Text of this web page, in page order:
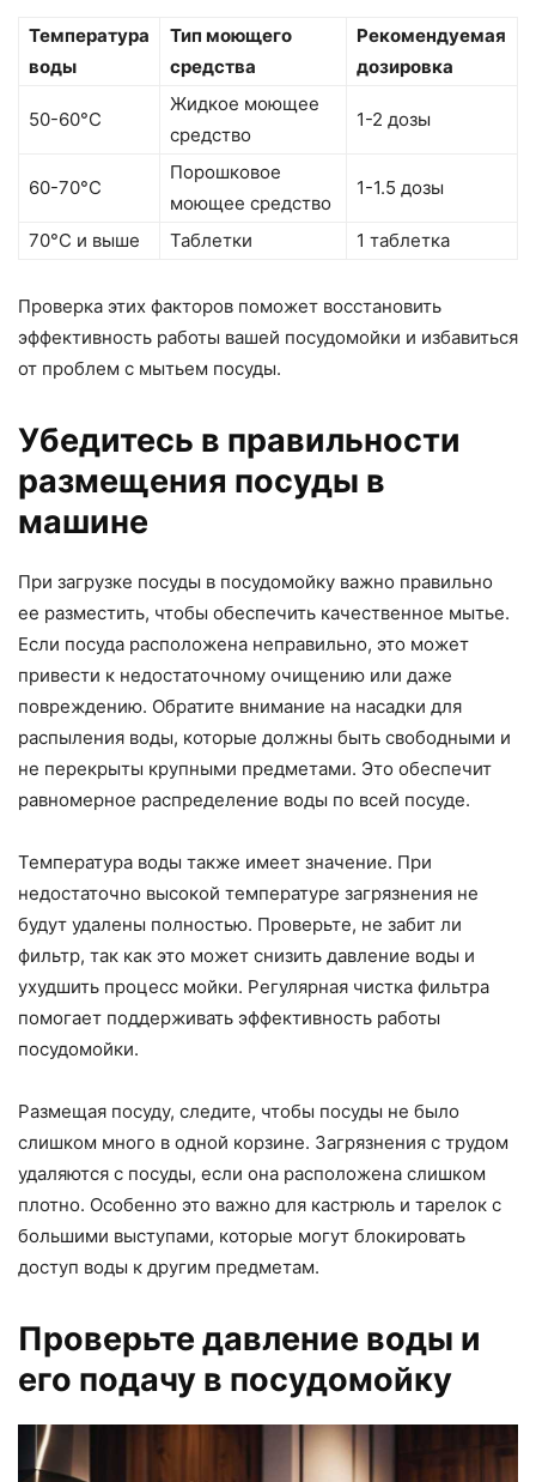
Температура
воды
Тип моющего
средства
Рекомендуемая
дозировка
50-60°C
Жидкое моющее
средство
1-2 дозы
60-70°C
Порошковое
моющее средство
1-1.5 дозы
70°C и выше Таблетки 1 таблетка
Проверка этих факторов поможет восстановить
эффективность работы вашей посудомойки и избавиться
от проблем с мытьем посуды.
Убедитесь в правильности
размещения посуды в
машине
При загрузке посуды в посудомойку важно правильно
ее разместить, чтобы обеспечить качественное мытье.
Если посуда расположена неправильно, это может
привести к недостаточному очищению или даже
повреждению. Обратите внимание на насадки для
распыления воды, которые должны быть свободными и
не перекрыты крупными предметами. Это обеспечит
равномерное распределение воды по всей посуде.
Температура воды также имеет значение. При
недостаточно высокой температуре загрязнения не
будут удалены полностью. Проверьте, не забит ли
фильтр, так как это может снизить давление воды и
ухудшить процесс мойки. Регулярная чистка фильтра
помогает поддерживать эффективность работы
посудомойки.
Размещая посуду, следите, чтобы посуды не было
слишком много в одной корзине. Загрязнения с трудом
удаляются с посуды, если она расположена слишком
плотно. Особенно это важно для кастрюль и тарелок с
большими выступами, которые могут блокировать
доступ воды к другим предметам.
Проверьте давление воды и
его подачу в посудомойку